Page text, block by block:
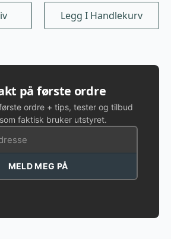
Legg I Handlekurv
på første ordre
ordre + tips, tester og tilbud
faktisk bruker utstyret.
MELD MEG PÅ